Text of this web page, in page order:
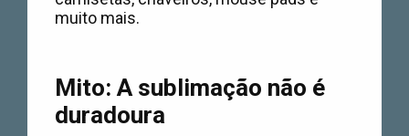
muito mais.
Mito: A sublimação não é
duradoura